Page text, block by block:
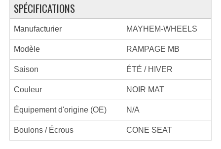
SPÉCIFICATIONS
Manufacturier MAYHEM-WHEELS
Modèle RAMPAGE MB
Saison ÉTÉ / HIVER
Couleur NOIR MAT
Équipement d'origine (OE) N/A
Boulons / Écrous CONE SEAT